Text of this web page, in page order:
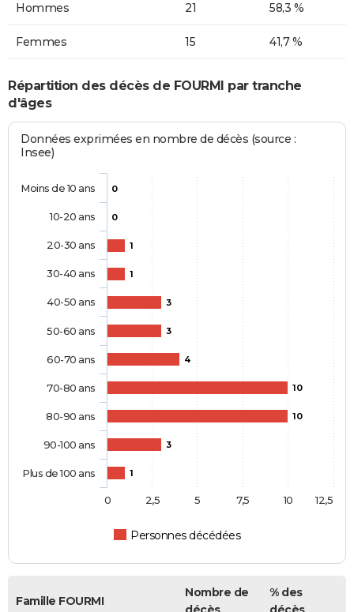
Hommes 21 58,3 %
Femmes 15 41,7 %
Répartition des décès de FOURMI par tranche
d'âges
Données exprimées en nombre de décès (source :
Insee)
0
0
1
1
3
3
4
10
10
3
1
Personnes décédées
Moins de 10 ans
10-20 ans
20-30 ans
30-40 ans
40-50 ans
50-60 ans
60-70 ans
70-80 ans
80-90 ans
90-100 ans
Plus de 100 ans
0 10
2,5 5 7,5 12,5
Famille FOURMI
Nombre de
% des